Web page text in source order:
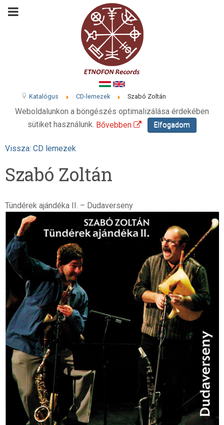
Katalógus CD-lemezek Szabó Zoltán
Weboldalunkon a böngészés optimalizálása érdekében
sütiket használunk. Bővebben Elfogadom
Vissza: CD lemezek
Szabó Zoltán
Tündérek ajándéka II. – Dudaverseny